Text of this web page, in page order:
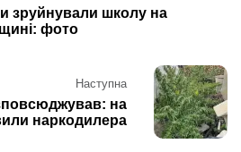
зруйнували школу на
фото
Наступна
на
наркодилера